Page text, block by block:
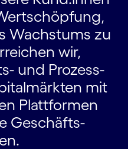
Wachstums zu
wir,
und Prozess­
mit
Plattformen
Geschäfts­